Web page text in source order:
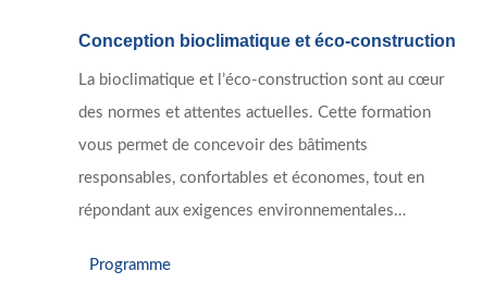
Conception bioclimatique et éco-construction
La bioclimatique et l’éco-construction sont au cœur
des normes et attentes actuelles. Cette formation
vous permet de concevoir des bâtiments
responsables, confortables et économes, tout en
répondant aux exigences environnementales…
Programme